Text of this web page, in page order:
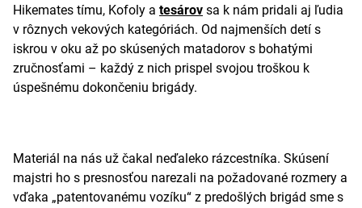
Hikemates tímu, Kofoly a tesárov sa k nám pridali aj ľudia
v rôznych vekových kategóriách. Od najmenších detí s
iskrou v oku až po skúsených matadorov s bohatými
zručnosťami – každý z nich prispel svojou troškou k
úspešnému dokončeniu brigády.
Materiál na nás už čakal neďaleko rázcestníka. Skúsení
majstri ho s presnosťou narezali na požadované rozmery a
vďaka „patentovanému vozíku“ z predošlých brigád sme s